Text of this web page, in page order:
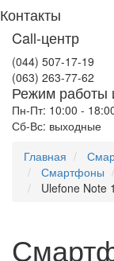
Контакты
Call-центр
(044) 507-17-19
(063) 263-77-62
Режим работы
Пн-Пт: 10:00 -
Сб-Вс: выходные
Главная
Смартфоны
Ulefone Note